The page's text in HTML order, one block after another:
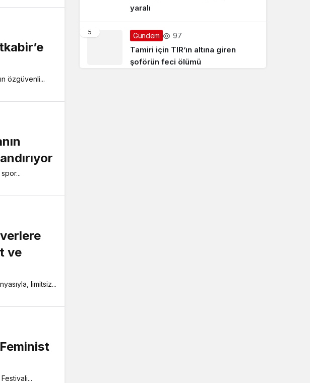
özgüvenli...
ve
limitsiz...
yaralı
5 Gündem 97
Tamiri için TIR’ın altına giren
şoförün feci ölümü